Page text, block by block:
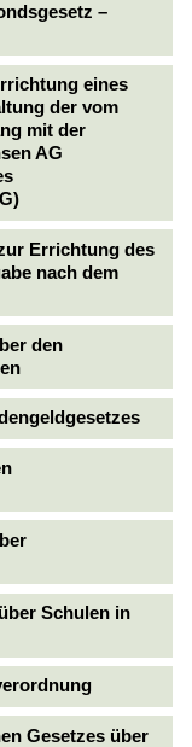
–
eines
der vom
mit der
AG
Errichtung des
nach dem
den
Schulen in
Gesetzes über